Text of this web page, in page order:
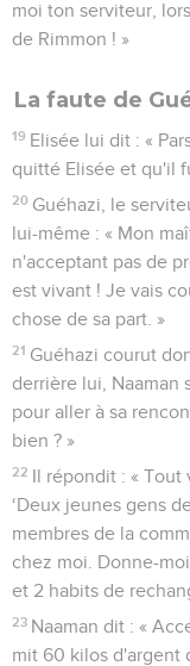
moi ton serviteur,
de Rimmon ! »
La faute de
19 Elisée lui dit : «
quitté Elisée et qu'il
20 Guéhazi, le
lui-même : « Mon
n'acceptant pas de
est vivant ! Je vais
chose de sa part. »
21 Guéhazi courut
derrière lui, Naaman
pour aller à sa
bien ? »
22 Il répondit : « Tout
‘Deux jeunes gens
membres de la
chez moi. Donne-
et 2 habits de
23 Naaman dit : «
mit 60 kilos d'argent